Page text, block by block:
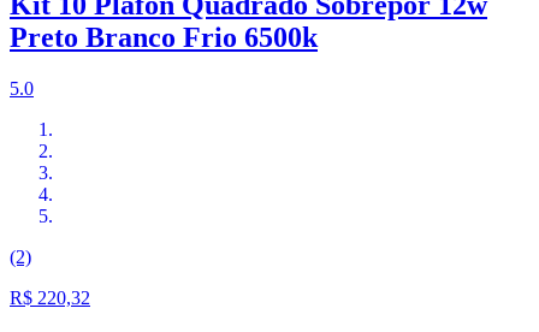
Preto Branco Frio 6500k
5.0
(2)
R$ 220,32